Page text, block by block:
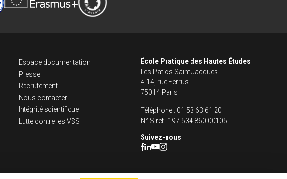
principale dans le
Liens footer
Espace documentation
Presse
Recrutement
Nous contacter
Intégrité scientifique
Lutte contre les VSS
École Pratique des Hautes Études
Les Patios Saint Jacques
4-14, rue Ferrus
75014 Paris
Téléphone : 01 53 63 61 20
N° Siret : 197 534 860 00105
Suivez-nous